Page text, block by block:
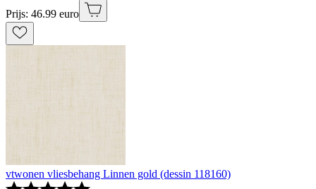
Prijs: 46.99 euro
vtwonen vliesbehang Linnen gold (dessin 118160)